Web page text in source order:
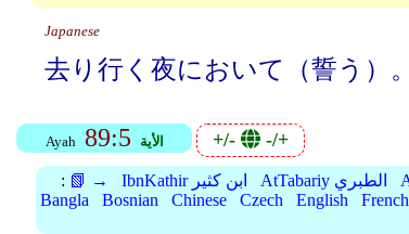
Japanese
去り行く夜において（誓う）。
Ayah 89:5 الأية +/- -/+
: 📗 → IbnKathir ابن كثير AtTabariy الطبري
Bangla
Bosnian Chinese Czech English French